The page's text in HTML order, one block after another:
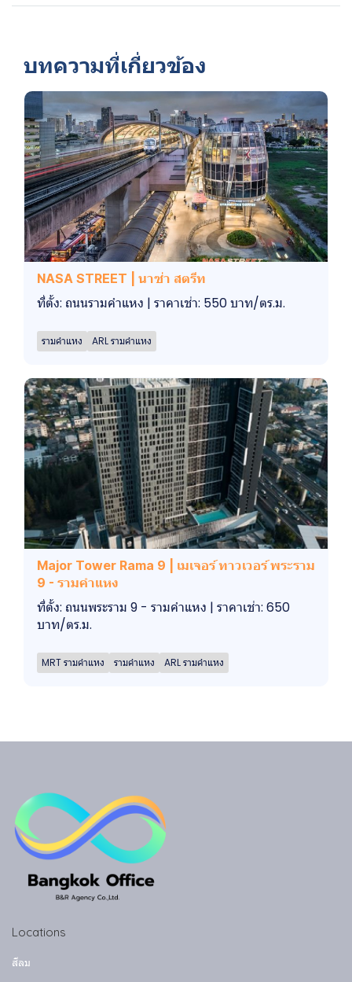
บทความที่เกี่ยวข้อง
NASA STREET | นาซ่า สตรีท
ที่ตั้ง: ถนนรามคำแหง | ราคาเช่า: 550 บาท/ตร.ม.
รามคำแหง ARL รามคำแหง
Major Tower Rama 9 | เมเจอร์ ทาวเวอร์ พระราม
9 - รามคำแหง
ที่ตั้ง: ถนนพระราม 9 - รามคำแหง | ราคาเช่า: 650
บาท/ตร.ม.
MRT รามคำแหง รามคำแหง ARL รามคำแหง
Locations
สีลม